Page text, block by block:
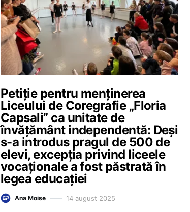
Petiție pentru menținerea
Liceului de Coregrafie „Floria
Capsali” ca unitate de
învățământ independentă: Deși
s-a introdus pragul de 500 de
elevi, excepția privind liceele
vocaționale a fost păstrată în
legea educației
Ana Moise 14 august 2025